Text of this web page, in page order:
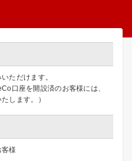
ただけます。
口座を開設済のお客様には、
します。）
様